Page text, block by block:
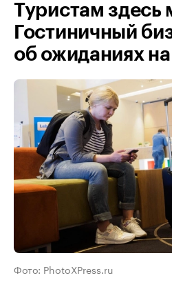
Туристам здесь
Гостиничный
об ожиданиях
Фото: PhotoXPress.ru